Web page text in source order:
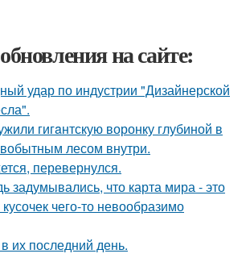
на сайте:
удар по индустрии "Дизайнерской
гигaнтскую воронку глубиной в
лесом внутри.
перевернулся.
задумывались, что карта мира - это
чего-то невообразимо
их последний день.